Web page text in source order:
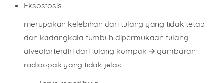
Eksostosis
merupakan kelebihan dari tulang yang tidak tetap
dan kadangkala tumbuh dipermukaan tulang
alveolarterdiri dari tulang kompak 🡪 gambaran
radioopak yang tidak jelas